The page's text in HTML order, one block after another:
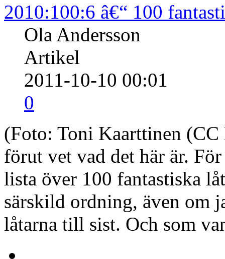
2010:100:6 â€“ 100
Ola Andersson
Artikel
2011-10-10 00:01
0
(Foto: Toni Kaarttinen
förut vet vad det här är.
lista över 100 fantastiska
särskild ordning, även om
låtarna till sist. Och som